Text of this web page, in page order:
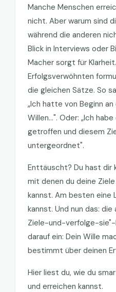
Manche Menschen
nicht. Aber warum sind
während die anderen
Blick in Interviews oder
Macher sorgt für
Erfolgsverwöhnten
die gleichen Sätze. So
„Ich hatte von Beginn
Willen…". Oder: „Ich
getroffen und diesem
untergeordnet".
Enttäuscht? Du hast dir
mit denen du deine
kannst. Am besten eine
kannst. Und nun das:
Ziele-und-verfolge-sie"-
darauf ein: Dein Wille
bestimmt über deinen
Hier liest du, wie du
und erreichen kannst.